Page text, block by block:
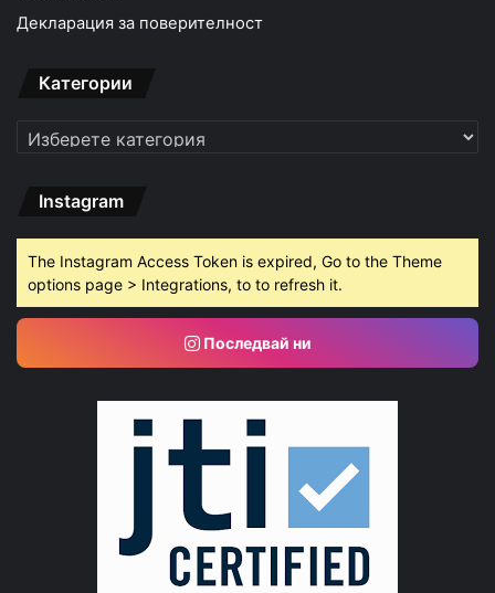
Декларация за поверителност
Категории
Категории
Instagram
The Instagram Access Token is expired, Go to the Theme
options page > Integrations, to to refresh it.
Последвай ни